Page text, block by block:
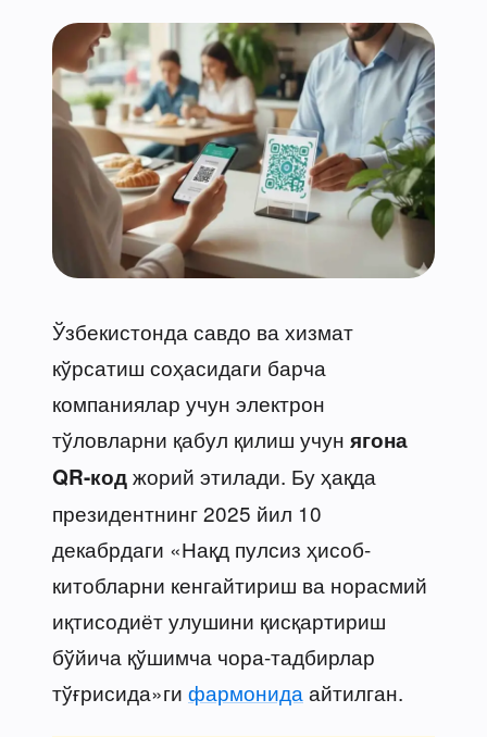
Ўзбекистонда савдо ва хизмат
кўрсатиш соҳасидаги барча
компаниялар учун электрон
тўловларни қабул қилиш учун ягона
QR-коджорий этилади. Бу ҳақда
президентнинг 2025 йил 10
декабрдаги «Нақд пулсиз ҳисоб-
китобларни кенгайтириш ва норасмий
иқтисодиёт улушини қисқартириш
бўйича қўшимча чора-тадбирлар
тўғрисида»ги фармонида айтилган.